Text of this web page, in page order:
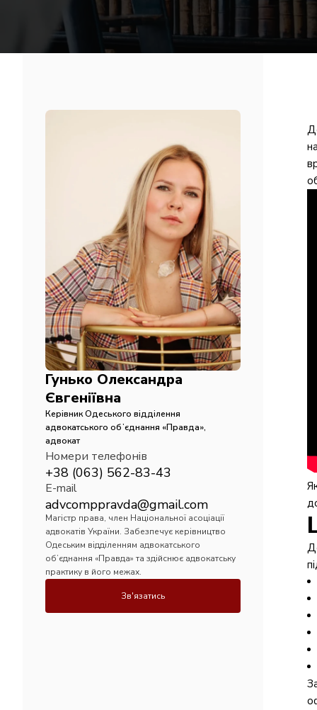
Гунько Олександра
Євгеніївна
Керівник Одеського відділення
адвокатського обʼєднання «Правда»,
адвокат
Номери телефонів
+38 (063) 562-83-43
E-mail
advcomppravda@gmail.com
Магістр права, член Національної асоціації
адвокатів України. Забезпечує керівництво
Одеським відділенням адвокатського
обʼєднання «Правда» та здійснює адвокатську
практику в його межах.
Зв'язатись